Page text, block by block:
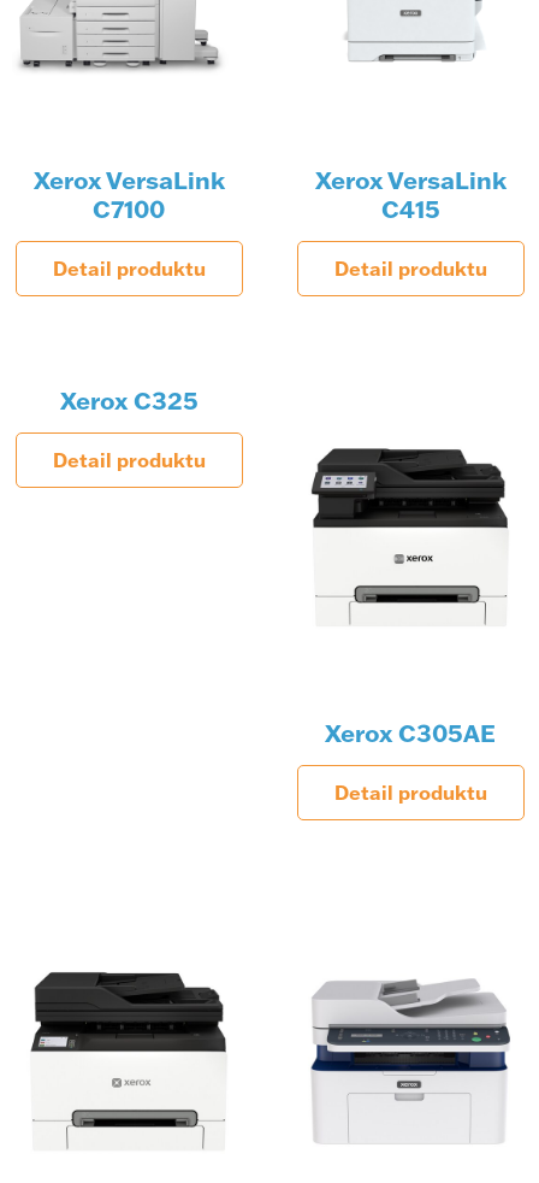
Xerox VersaLink
C7100
Detail produktu
Xerox VersaLink
C415
Detail produktu
Xerox C325
Detail produktu
Xerox C305AE
Detail produktu